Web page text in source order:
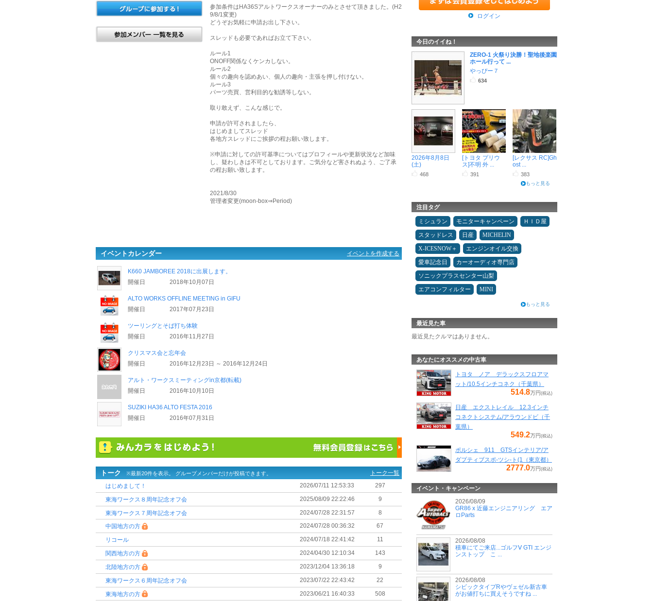
参加条件はHA36Sアルトワークスオーナーのみとさせて頂きました。(H2
9/8/1変更)
どうぞお気軽に申請お出し下さい。
スレッドも必要であればお立て下さい。
ルール1
ONOFF関係なくケンカしない。
ルール2
個々の趣向を認めあい、個人の趣向・主張を押し付けない。
ルール3
パーツ売買、営利目的な勧誘等しない。
取り敢えず、こんな感じで。
申請が許可されましたら、
はじめましてスレッド
各地方スレッドにご挨拶の程お願い致します。
※申請に対しての許可基準についてはプロフィールや更新状況など加味
し、疑わしきは不可としております。ご気分など害されぬよう、ご了承
の程お願い致します。
2021/8/30
管理者変更(moon-box⇒Period)
イベントカレンダー イベントを作成する
K660 JAMBOREE 2018に出展します。
開催日
2018年10月07日
ALTO WORKS OFFLINE MEETING in GIFU
開催日
2017年07月23日
ツーリングとそば打ち体験
開催日
2016年11月27日
クリスマス会と忘年会
開催日
2016年12月23日 ～ 2016年12月24日
アルト・ワークスミーティングin京都(転載)
開催日
2016年10月10日
SUZIKI HA36 ALTO FESTA 2016
開催日
2016年07月31日
トーク ※最新20件を表示。 グループメンバーだけが投稿できます。
トーク一覧
はじめまして！
2026/07/11 12:53:33 297
東海ワークス８周年記念オフ会 2025/08/09 22:22:46 9
東海ワークス７周年記念オフ会 2024/07/28 22:31:57 8
中国地方の方 2024/07/28 00:36:32 67
リコール 2024/07/18 22:41:42 11
関西地方の方 2024/04/30 12:10:34 143
北陸地方の方 2023/12/04 13:36:18 9
東海ワークス６周年記念オフ会 2023/07/22 22:43:42 22
東海地方の方 2023/06/21 16:40:33 508
ログイン
今日のイイね！
ZERO-1 火祭り決勝！聖地後楽園
ホール行って ...
やっぴー７
634
2026年8月8日
(土)
468
[トヨタ プリウ
ス]不明 外 ...
391
[レクサス RC]Gh
ost ...
383
もっと見る
注目タグ
ミシュラン モニターキャンペーン
ＨＩＤ屋
スタッドレス
日産
MICHELIN
X-ICESNOW＋
エンジンオイル交換
愛車記念日
カーオーディオ専門店
ソニックプラスセンター山梨
エアコンフィルター
MINI
もっと見る
最近見た車
最近見たクルマはありません。
あなたにオススメの中古車
トヨタ ノア デラックスフロアマ
ット/10.5インチコネク（千葉県）
514.8万円(税込)
日産 エクストレイル 12.3インチ
コネクトシステム/アラウンドビ（千
葉県）
549.2万円(税込)
ポルシェ 911 GTSインテリア/ア
ダプティブスポ-ツシ-ト(1（東京都）
2777.0万円(税込)
イベント・キャンペーン
2026/08/09
GR86 x 近藤エンジニアリング エア
ロParts
2026/08/08
積車にてご来店...ゴルフⅤ GTI エンジ
ンストップ こ ...
2026/08/08
シビックタイプRやヴェゼル新古車
がお値打ちに買えそうですね ...